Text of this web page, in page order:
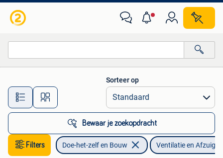
Alle afstanden…
Sorteer op
Bewaar je zoekopdracht
Filters Doe-het-zelf en Bouw Ventilatie en